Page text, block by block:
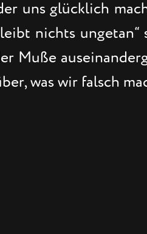
uns glücklich
nichts ungetan“
Muße
was wir falsch